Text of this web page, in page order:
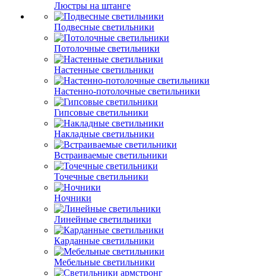
Люстры на штанге
Подвесные светильники
Потолочные светильники
Настенные светильники
Настенно-потолочные светильники
Гипсовые светильники
Накладные светильники
Встраиваемые светильники
Точечные светильники
Ночники
Линейные светильники
Карданные светильники
Мебельные светильники